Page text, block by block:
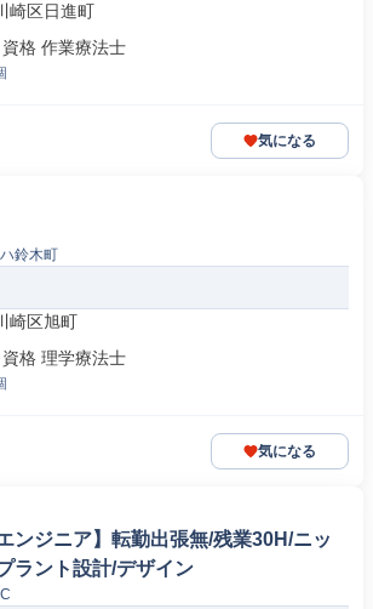
崎区日進町
格 作業療法士
気になる
鈴木町
崎区旭町
格 理学療法士
気になる
ンジニア】転勤出張無/残業30H/ニッ
ラント設計/デザイン